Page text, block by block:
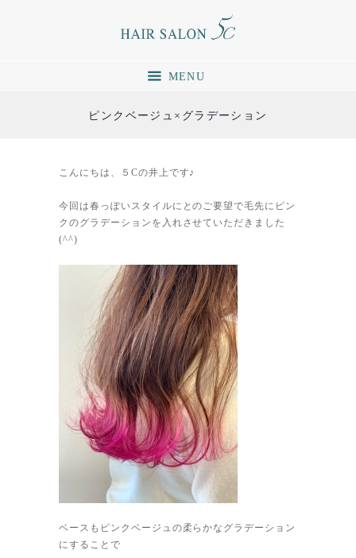
MENU
ピンクベージュ×グラデーション
こんにちは、５Cの井上です♪
今回は春っぽいスタイルにとのご要望で毛先にピン
クのグラデーションを入れさせていただきました
(^^)
ベースもピンクベージュの柔らかなグラデーション
にすることで